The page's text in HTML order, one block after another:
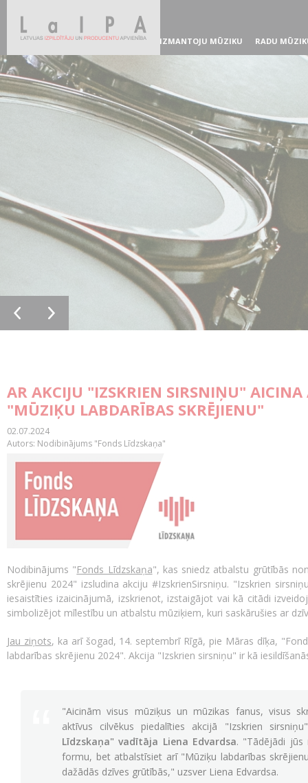
IZMANTOJU MŪZIKU RADU
AR AKCIJU "IZSKRIEN SIRSNIŅU"
"MŪZIĶU LABDARĪBAS SKRĒJIENU"
02.07.2024
Autors: Nodibinājums "Fonds Līdzskaņa"
Nodibinājums "Fonds Līdzskaņa", kas sniedz atbalstu grūtībās
skrējienu 2024" izsludina akciju #IzskrienSirsniņu. "Izskrien
iesaistīties izaicinājumā, izskrienot, izstaigājot vai kā citādi
simbolizējot mīlestību un atbalstu mūziķiem, kuri saskārušies ar
Jau ziņots, ka arī šogad, 14. septembrī Rīgā, pie Māras dīķa,
labdarības skrējienu 2024". Akcija "Izskrien sirsniņu" ir kā
"Aicinām visus mūziķus un mūzikas fanus, visus
aktīvus cilvēkus piedalīties akcijā "Izskrien
Līdzskaņa" vadītāja Liena Edvardsa. "Tādējādi jūs
formu, bet atbalstīsiet arī "Mūziķu labdarības
dažādās dzīves grūtībās," uzsver Liena Edvardsa.